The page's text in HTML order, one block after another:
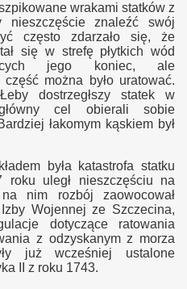
wrakami statków z
nieszczęście znaleźć swój
często zdarzało się, że
się w strefę płytkich wód
jego koniec, ale
można było uratować.
dostrzegłszy statek w
cel obierali sobie
łakomym kąskiem był
była katastrofa statku
roku uległ nieszczęściu na
nim rozbój zaowocował
zby Wojennej ze Szczecina,
dotyczące ratowania
z odzyskanym z morza
już wcześniej ustalone
II z roku 1743.